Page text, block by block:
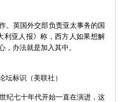
。英国外交部负责亚太事务的国
利亚人报》称，西方人如果想解
，办法就是加入其中。
坛标识（美联社）
纪七十年代开始一直在演进，这